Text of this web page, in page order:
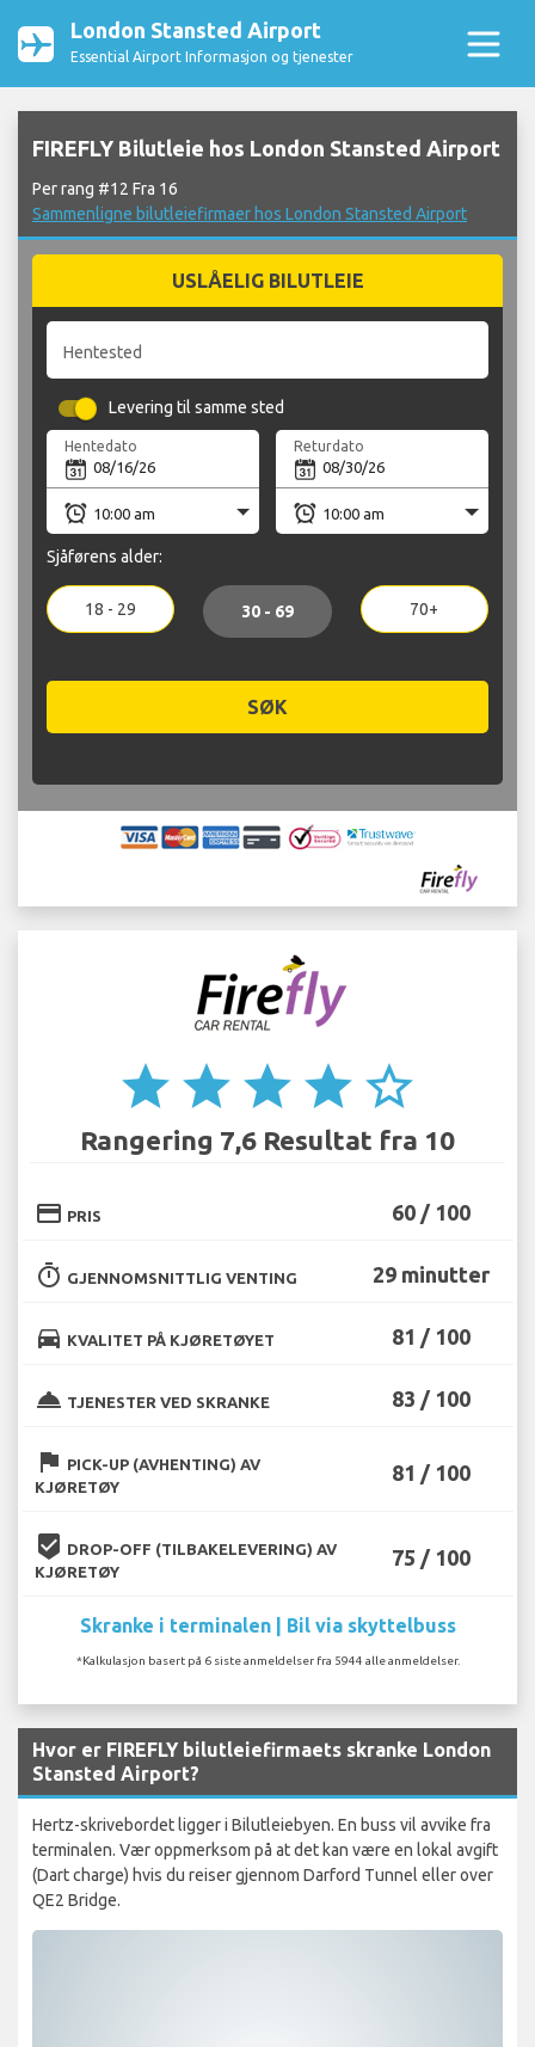
London Stansted Airport
Essential Airport Informasjon og tjenester
FIREFLY Bilutleie hos London Stansted Airport
Per rang #12 Fra 16
Sammenligne bilutleiefirmaer hos London Stansted Airport
USLÅELIG BILUTLEIE
Hentested
Levering til samme sted
Hentedato Returdato
Sjåførens alder:
18 - 29 30 - 69 70+
SØK
star star star star star_border
Rangering 7,6 Resultat fra 10
credit_card PRIS 60 / 100
timer GJENNOMSNITTLIG VENTING 29 minutter
directions_car KVALITET PÅ KJØRETØYET 81 / 100
room_service TJENESTER VED SKRANKE 83 / 100
flag PICK-UP (AVHENTING) AV
KJØRETØY
81 / 100
beenhere DROP-OFF (TILBAKELEVERING) AV
KJØRETØY
75 / 100
Skranke i terminalen | Bil via skyttelbuss
*Kalkulasjon basert på 6 siste anmeldelser fra 5944 alle anmeldelser.
Hvor er FIREFLY bilutleiefirmaets skranke London
Stansted Airport?
Hertz-skrivebordet ligger i Bilutleiebyen. En buss vil avvike fra
terminalen. Vær oppmerksom på at det kan være en lokal avgift
(Dart charge) hvis du reiser gjennom Darford Tunnel eller over
QE2 Bridge.